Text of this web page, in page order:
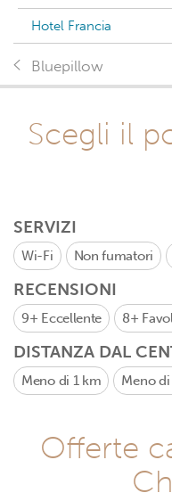
Hotel Francia
Bluepillow
Scegli il
SERVIZI
Wi-Fi Non fumatori
RECENSIONI
9+ Eccellente 8+
DISTANZA DAL
Meno di 1 km Meno
Offerte